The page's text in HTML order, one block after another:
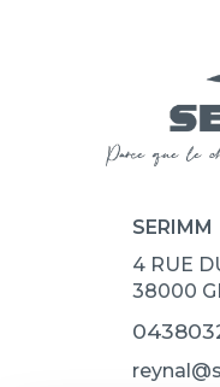
SERIMM
4 RUE
38000